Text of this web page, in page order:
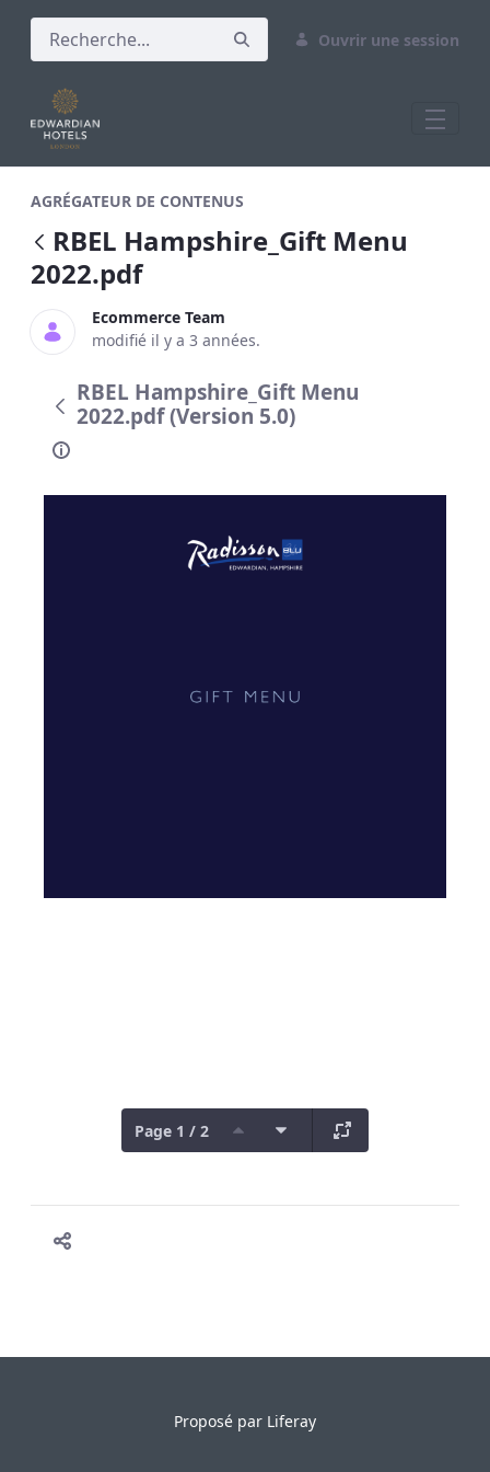
Ouvrir une session
AGRÉGATEUR DE CONTENUS
RBEL Hampshire_Gift Menu
2022.pdf
Ecommerce Team
modifié il y a 3 années.
RBEL Hampshire_Gift Menu
2022.pdf (Version 5.0)
Page 1 / 2
Proposé par Liferay